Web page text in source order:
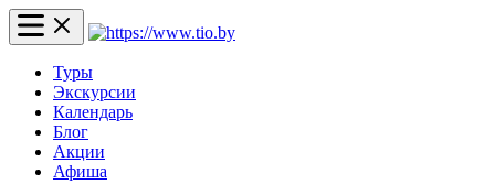
Туры
Экскурсии
Календарь
Блог
Акции
Афиша